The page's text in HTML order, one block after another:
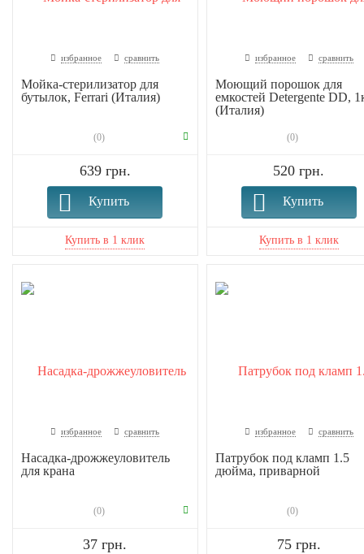
избранное сравнить
Мойка-стерилизатор для
бутылок, Ferrari (Италия)
(0)
639 грн.
Купить
избранное сравнить
Моющий порошок для
емкостей Detergente DD,
(Италия)
(0)
520 грн.
Купить
избранное сравнить
Насадка-дрожжеуловитель
для крана
(0)
37 грн.
избранное сравнить
Патрубок под кламп 1.5
дюйма, приварной
(0)
75 грн.